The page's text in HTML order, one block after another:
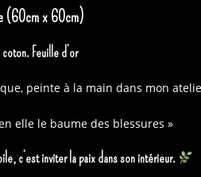
(60cm x 60cm)
Feuille d’or
peinte à la main dans mon
elle le baume des blessures »
c’est inviter la paix dans son intérieur.